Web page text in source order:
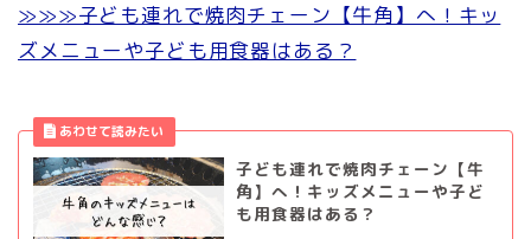
≫≫≫子ども連れで焼肉チェーン【牛角】へ！キッ
ズメニューや子ども用食器はある？
子ども連れで焼肉チェーン【牛
角】へ！キッズメニューや子ど
も用食器はある？